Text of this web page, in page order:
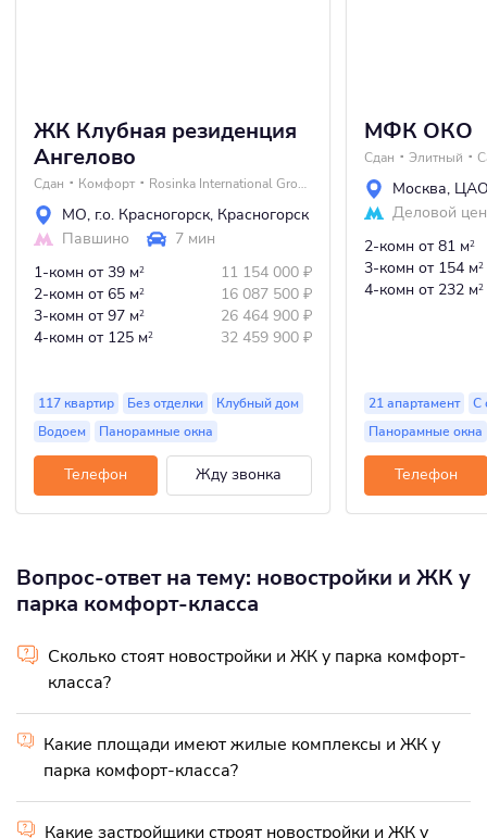
ЖК Клубная резиденция
Ангелово
Сдан Комфорт Rosinka International Group
МО, г.о. Красногорск, Красногорск
Павшино
7 мин
1-комн от 39 м2 11 154 000 ₽
2-комн от 65 м2 16 087 500 ₽
3-комн от 97 м2 26 464 900 ₽
4-комн от 125 м2 32 459 900 ₽
117 квартир Без отделки
Клубный дом
Водоем
Панорамные окна
Телефон Жду звонка
МФК ОКО
Сдан Элитный
Москва,
Деловой
2-комн от 81 м2
3-комн от 154 м2
4-комн от 232 м2
21 апартамент
С
Панорамные окна
Телефон
Вопрос-ответ на тему: новостройки и ЖК у
парка комфорт-класса
Сколько стоят новостройки и ЖК у парка комфорт-
класса?
Какие площади имеют жилые комплексы и ЖК у
парка комфорт-класса?
Какие застройщики строят новостройки и ЖК у